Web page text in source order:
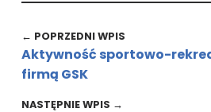
← POPRZEDNI WPIS
Aktywność sportowo-
firmą GSK
NASTĘPNIE WPIS →